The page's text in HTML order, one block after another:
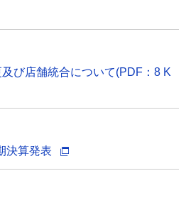
び店舗統合について(PDF：8 K
決算発表